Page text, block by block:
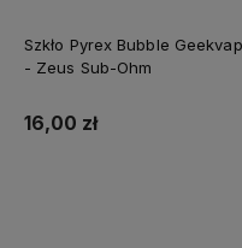
Szkło Pyrex Bubble
- Zeus Sub-Ohm
16,00 zł